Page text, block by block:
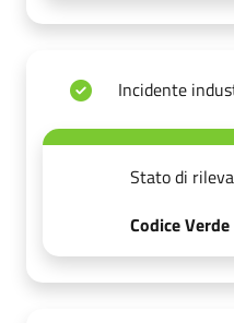
Incidente
Stato di
Codice Verde